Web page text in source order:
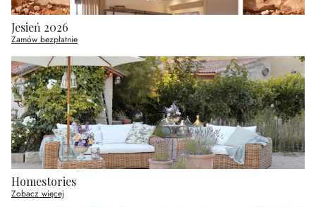
Jesień 2026
Zamów bezpłatnie
Homestories
Zobacz więcej